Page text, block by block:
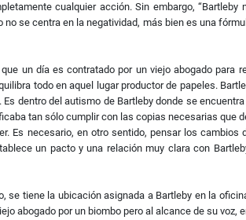
cualquier acción. Sin embargo,
se centra en la negatividad, más bien es una
un día es contratado por un viejo abogado
todo en aquel lugar productor de papeles.
dentro del autismo de Bartleby donde se
tan sólo cumplir con las copias necesarias que
Es necesario, en otro sentido, pensar los
un pacto y una relación muy clara con
se tiene la ubicación asignada a Bartleby en la
abogado por un biombo pero al alcance de su